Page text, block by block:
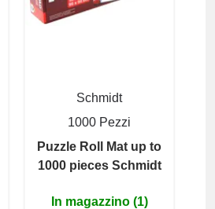
Schmidt
1000 Pezzi
Puzzle Roll Mat up to
1000 pieces Schmidt
In magazzino (1)